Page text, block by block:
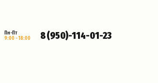
Пн-Пт
9:00 - 18:00
8 (950)-114-01-23